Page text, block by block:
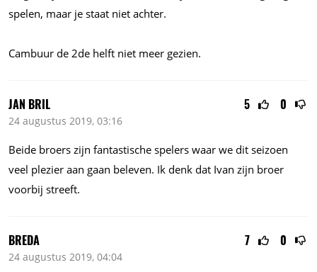
spelen, maar je staat niet achter.
Cambuur de 2de helft niet meer gezien.
5 0
JAN BRIL
24 augustus 2019, 03:16
Beide broers zijn fantastische spelers waar we dit seizoen
veel plezier aan gaan beleven. Ik denk dat Ivan zijn broer
voorbij streeft.
7 0
BREDA
24 augustus 2019, 04:04